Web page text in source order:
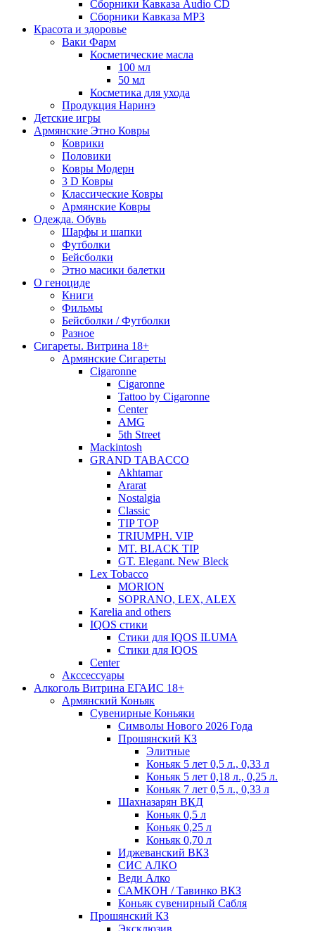
Сборники Кавказа Audio CD
Сборники Кавказа MP3
Красота и здоровье
Ваки Фарм
Косметические масла
100 мл
50 мл
Косметика для ухода
Продукция Наринэ
Детские игры
Армянские Этно Ковры
Коврики
Половики
Ковры Модерн
3 D Ковры
Классические Ковры
Армянские Ковры
Одежда. Обувь
Шарфы и шапки
Футболки
Бейсболки
Этно масики балетки
О геноциде
Книги
Фильмы
Бейсболки / Футболки
Разное
Сигареты. Витрина 18+
Армянские Сигареты
Cigaronne
Cigaronne
Tattoo by Cigaronne
Center
AMG
5th Street
Mackintosh
GRAND TABACCO
Akhtamar
Ararat
Nostalgia
Classic
TIP TOP
TRIUMPH. VIP
MT. BLACK TIP
GT. Elegant. New Bleck
Lex Tobacco
MORION
SOPRANO, LEX, ALEX
Karelia and others
IQOS стики
Стики для IQOS ILUMA
Стики для IQOS
Сenter
Акссессуары
Алкоголь Витрина ЕГАИС 18+
Армянский Коньяк
Сувенирные Коньяки
Символы Нового 2026 Года
Прошянский КЗ
Элитные
Коньяк 5 лет 0,5 л., 0,33 л
Коньяк 5 лет 0,18 л., 0,25 л.
Коньяк 7 лет 0,5 л., 0,33 л
Шахназарян ВКД
Коньяк 0,5 л
Коньяк 0,25 л
Коньяк 0,70 л
Иджеванский ВКЗ
СИС АЛКО
Веди Алко
САМКОН / Тавинко ВКЗ
Коньяк сувенирный Сабля
Прошянский КЗ
Эксклюзив